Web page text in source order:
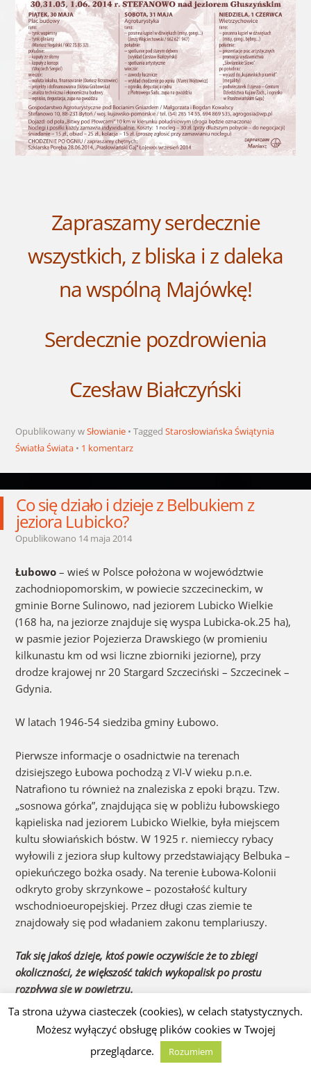
Zapraszamy serdecznie
wszystkich, z bliska i z daleka
na wspólną Majówkę!
Serdecznie pozdrowienia
Czesław Białczyński
Opublikowany wSłowianie Tagged Starosłowiańska Świątynia
Światła Świata
1 komentarz
Co się działo i dzieje z Belbukiem z
jeziora Lubicko?
Opublikowano 14 maja 2014
Łubowo– wieś w Polsce położona w województwie
zachodniopomorskim, w powiecie szczecineckim, w
gminie Borne Sulinowo, nad jeziorem Lubicko Wielkie
(168 ha, na jeziorze znajduje się wyspa Lubicka-ok.25 ha),
w pasmie jezior Pojezierza Drawskiego (w promieniu
kilkunastu km od wsi liczne zbiorniki jeziorne), przy
drodze krajowej nr 20 Stargard Szczeciński – Szczecinek –
Gdynia.
W latach 1946-54 siedziba gminy Łubowo.
Pierwsze informacje o osadnictwie na terenach
dzisiejszego Łubowa pochodzą z VI-V wieku p.n.e.
Natrafiono tu również na znaleziska z epoki brązu. Tzw.
„sosnowa górka”, znajdująca się w pobliżu łubowskiego
kąpieliska nad jeziorem Lubicko Wielkie, była miejscem
kultu słowiańskich bóstw. W 1925 r. niemieccy rybacy
wyłowili z jeziora słup kultowy przedstawiający Belbuka –
opiekuńczego bożka osady. Na terenie Łubowa-Kolonii
odkryto groby skrzynkowe – pozostałość kultury
wschodnioeuropejskiej. Przez długi czas ziemie te
znajdowały się pod władaniem zakonu templariuszy.
Tak się jakoś dzieje, ktoś powie oczywiście że to zbiegi
okoliczności, że większość takich wykopalisk po prostu
rozpływa się w powietrzu.
Ta strona używa ciasteczek (cookies), w celach statystycznych.
Możesz wyłączyć obsługę plików cookies w Twojej
przeglądarce.
Rozumiem